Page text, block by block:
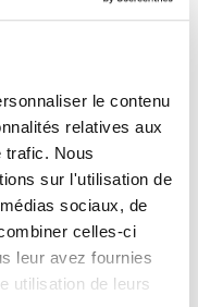
le contenu
relatives aux
trafic. Nous
sur l'utilisation de
sociaux, de
celles-ci
leur avez fournies
utilisation de leurs
SUR LA
à accélérer la